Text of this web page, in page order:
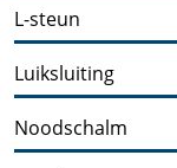
L-steun
Luiksluiting
Noodschalm